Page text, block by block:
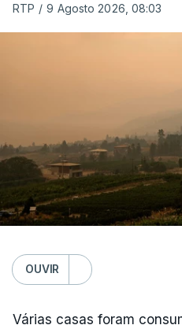
RTP / 9 Agosto 2026, 08:03
OUVIR
Várias casas foram